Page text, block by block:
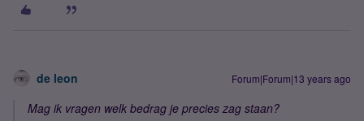
de leon Forum|Forum|13 years ago
Mag ik vragen welk bedrag je precies zag staan?